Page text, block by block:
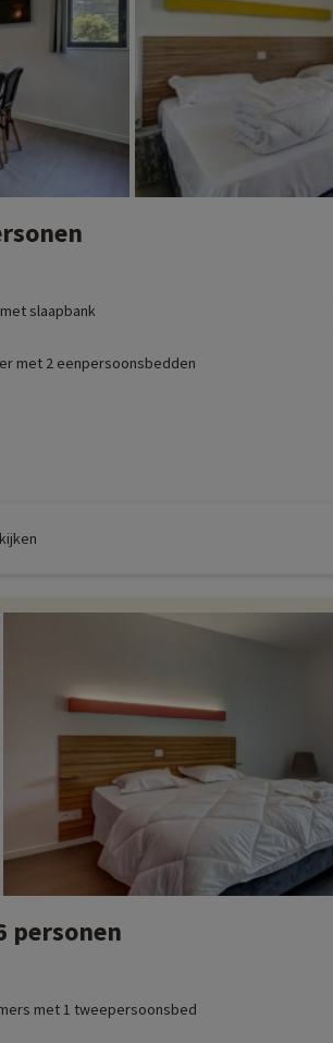
slaapbank
met 2 eenpersoonsbedden
personen
met 1 tweepersoonsbed